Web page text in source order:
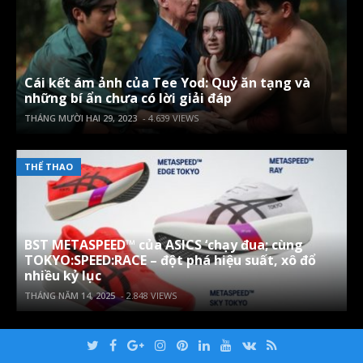
Cái kết ám ảnh của Tee Yod: Quỷ ăn tạng và
những bí ẩn chưa có lời giải đáp
THÁNG MƯỜI HAI 29, 2023 - 4.639 VIEWS
THỂ THAO
BST METASPEED™ của ASICS ‘chạy đua; cùng
TOKYO:SPEED:RACE – đột phá hiệu suất, xô đổ
nhiều kỷ lục
THÁNG NĂM 14, 2025 - 2.848 VIEWS